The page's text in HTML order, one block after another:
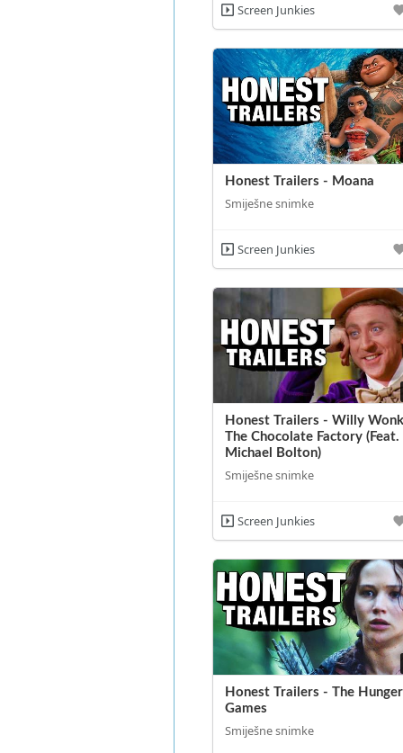
Screen Junkies
Honest Trailers - Moana
Smiješne snimke
Screen Junkies
Honest Trailers - Willy
The Chocolate Factory (Feat.
Michael Bolton)
Smiješne snimke
Screen Junkies
Honest Trailers - The Hunger
Games
Smiješne snimke